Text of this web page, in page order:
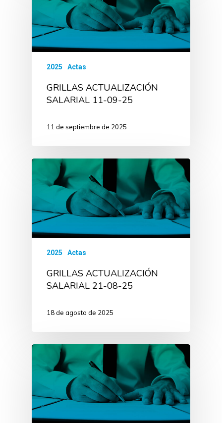
2025 Actas
GRILLAS ACTUALIZACIÓN
SALARIAL 11-09-25
11 de septiembre de 2025
2025 Actas
GRILLAS ACTUALIZACIÓN
SALARIAL 21-08-25
18 de agosto de 2025